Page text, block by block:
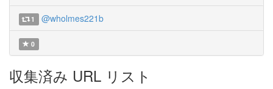
1 @wholmes221b
0
収集済み URL リスト